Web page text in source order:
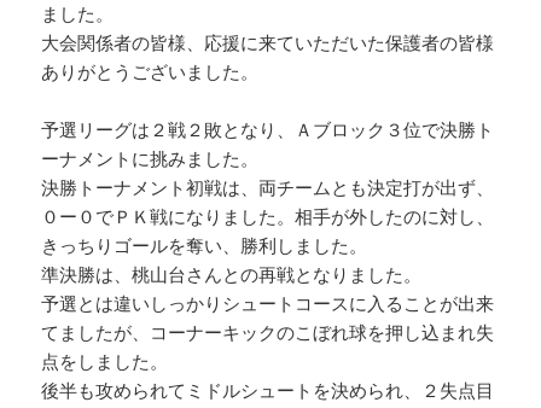
ました。
大会関係者の皆様、応援に来ていただいた保護者の皆様
ありがとうございました。
予選リーグは２戦２敗となり、Ａブロック３位で決勝ト
ーナメントに挑みました。
決勝トーナメント初戦は、両チームとも決定打が出ず、
０ー０でＰＫ戦になりました。相手が外したのに対し、
きっちりゴールを奪い、勝利しました。
準決勝は、桃山台さんとの再戦となりました。
予選とは違いしっかりシュートコースに入ることが出来
てましたが、コーナーキックのこぼれ球を押し込まれ失
点をしました。
後半も攻められてミドルシュートを決められ、２失点目